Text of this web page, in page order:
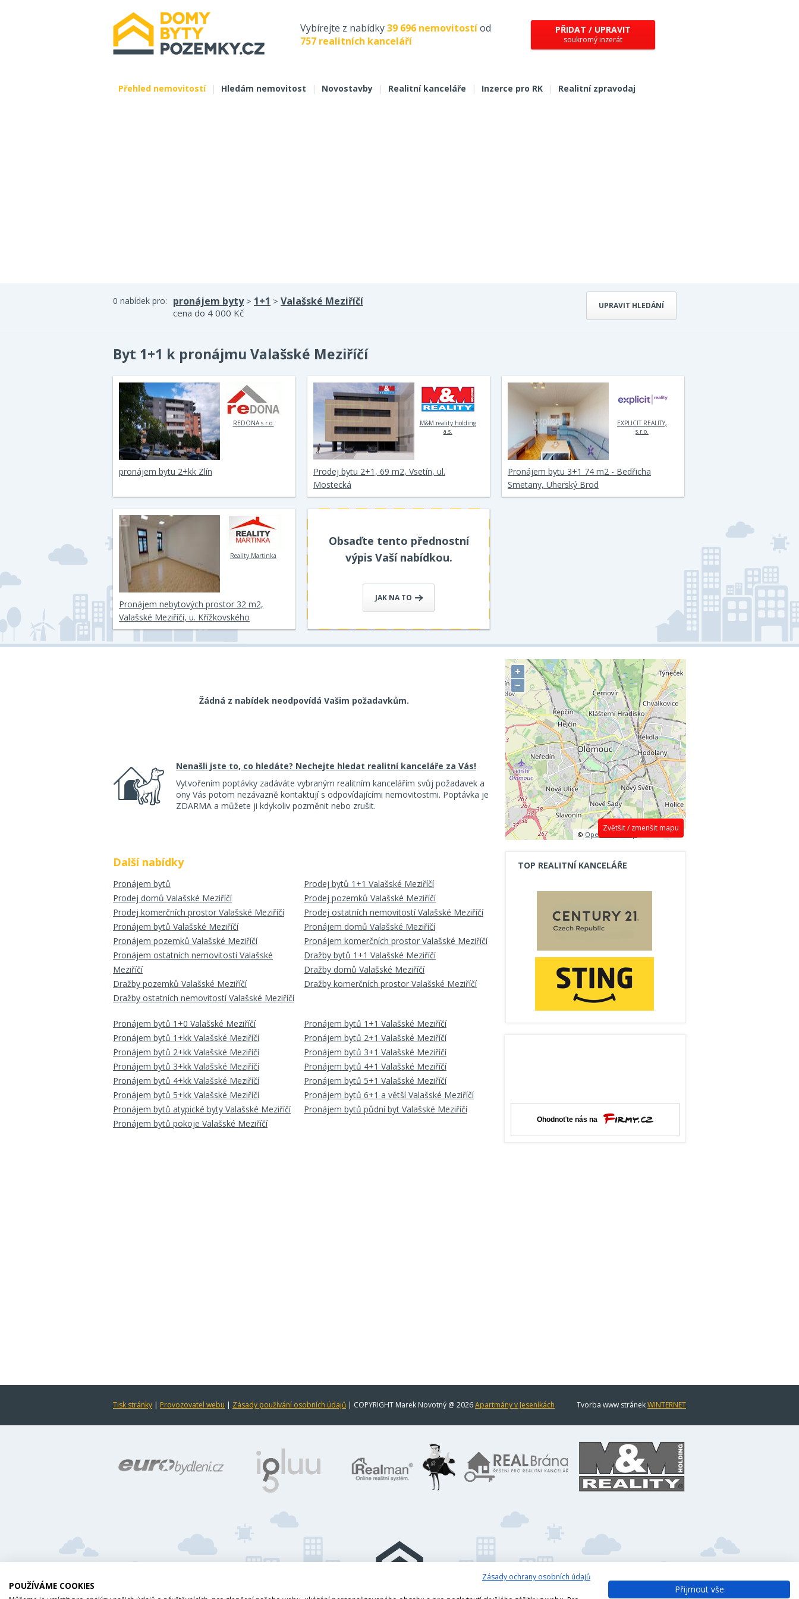
Vybírejte z nabídky39 696 nemovitostíod
757 realitních kanceláří
PŘIDAT / UPRAVIT
soukromý inzerát
Přehled nemovitostí | Hledám nemovitost | Novostavby | Realitní kanceláře | Inzerce pro RK | Realitní zpravodaj
UPRAVIT HLEDÁNÍ
0 nabídek pro: pronájem byty> 1+1 > Valašské Meziříčí
cena do 4 000 Kč
Byt 1+1 k pronájmu Valašské Meziříčí
REDONA s.r.o.
pronájem bytu 2+kk Zlín
M&M reality holding
a.s.
Prodej bytu 2+1, 69 m2, Vsetín, ul.
Mostecká
EXPLICIT REALITY,
s.r.o.
Pronájem bytu 3+1 74 m2 - Bedřicha
Smetany, Uherský Brod
Reality Martinka
Pronájem nebytových prostor 32 m2,
Valašské Meziříčí, u. Křížkovského
Obsaďte tento přednostní
výpis Vaší nabídkou.
JAK NA TO
Žádná z nabídek neodpovídá Vašim požadavkům.
Nenašli jste to, co hledáte? Nechejte hledat realitní kanceláře za Vás!
Vytvořením poptávky zadáváte vybraným realitním kancelářím svůj požadavek a
ony Vás potom nezávazně kontaktují s odpovídajícími nemovitostmi. Poptávka je
ZDARMA a můžete ji kdykoliv pozměnit nebo zrušit.
Další nabídky
Pronájem bytů
Prodej bytů 1+1 Valašské Meziříčí
Prodej domů Valašské Meziříčí
Prodej pozemků Valašské Meziříčí
Prodej komerčních prostor Valašské Meziříčí
Prodej ostatních nemovitostí Valašské Meziříčí
Pronájem bytů Valašské Meziříčí
Pronájem domů Valašské Meziříčí
Pronájem pozemků Valašské Meziříčí
Pronájem komerčních prostor Valašské Meziříčí
Pronájem ostatních nemovitostí Valašské
Meziříčí
Dražby bytů 1+1 Valašské Meziříčí
Dražby domů Valašské Meziříčí
Dražby pozemků Valašské Meziříčí
Dražby komerčních prostor Valašské Meziříčí
Dražby ostatních nemovitostí Valašské Meziříčí
Pronájem bytů 1+0 Valašské Meziříčí
Pronájem bytů 1+1 Valašské Meziříčí
Pronájem bytů 1+kk Valašské Meziříčí
Pronájem bytů 2+1 Valašské Meziříčí
Pronájem bytů 2+kk Valašské Meziříčí
Pronájem bytů 3+1 Valašské Meziříčí
Pronájem bytů 3+kk Valašské Meziříčí
Pronájem bytů 4+1 Valašské Meziříčí
Pronájem bytů 4+kk Valašské Meziříčí
Pronájem bytů 5+1 Valašské Meziříčí
Pronájem bytů 5+kk Valašské Meziříčí
Pronájem bytů 6+1 a větší Valašské Meziříčí
Pronájem bytů atypické byty Valašské Meziříčí
Pronájem bytů půdní byt Valašské Meziříčí
Pronájem bytů pokoje Valašské Meziříčí
Zvětšit / zmenšit mapu
+
−
©OpenStreetMap contributors.
TOP REALITNÍ KANCELÁŘE
Tisk stránky | Provozovatel webu | Zásady používání osobních údajů | COPYRIGHT Marek Novotný @ 2026Apartmány v Jeseníkách Tvorba www stránekWINTERNET
Zásady ochrany osobních údajů
POUŽÍVÁME COOKIES Přijmout vše